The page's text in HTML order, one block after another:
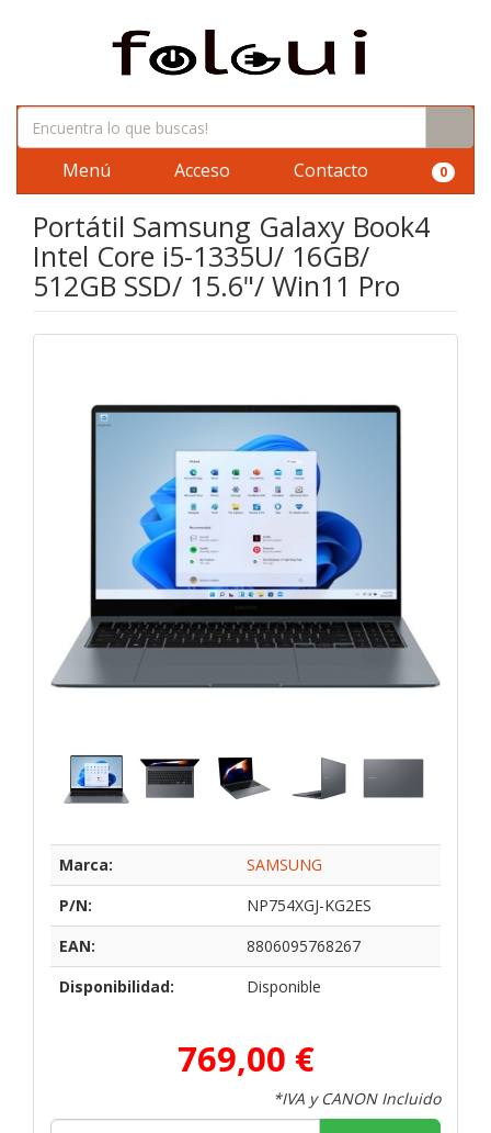
Menú Acceso Contacto 0
Portátil Samsung Galaxy Book4
Intel Core i5-1335U/ 16GB/
512GB SSD/ 15.6"/ Win11 Pro
Marca:
SAMSUNG
P/N:
NP754XGJ-KG2ES
EAN:
8806095768267
Disponibilidad:
Disponible
769,00 €
*IVA y CANON Incluido